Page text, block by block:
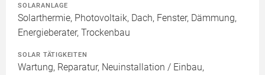
SOLARANLAGE
Solarthermie, Photovoltaik, Dach, Fenster, Dämmung,
Energieberater, Trockenbau
SOLAR TÄTIGKEITEN
Wartung, Reparatur, Neuinstallation / Einbau,